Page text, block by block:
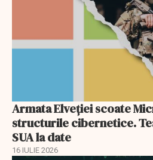
Armata Elveției scoate
structurile cibernetice.
SUA la date
16 IULIE 2026